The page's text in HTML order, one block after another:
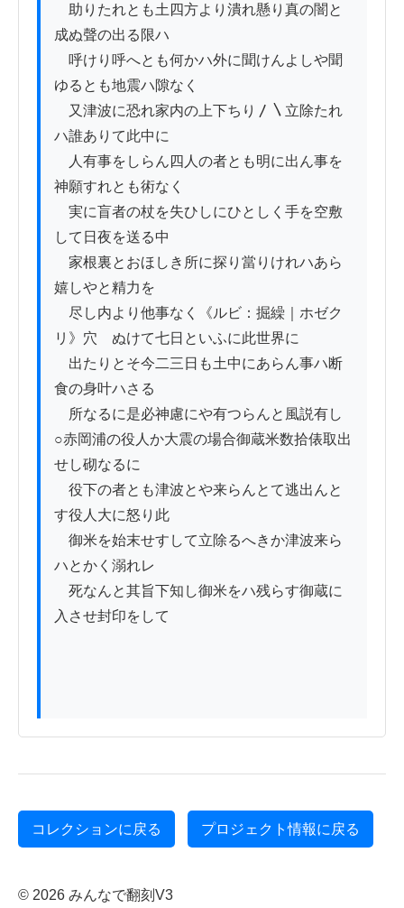
助りたれとも土四方より潰れ懸り真の闇と
成ぬ聲の出る限ハ
呼けり呼へとも何かハ外に聞けんよしや聞
ゆるとも地震ハ隙なく
又津波に恐れ家内の上下ちり〳〵立除たれ
ハ誰ありて此中に
人有事をしらん四人の者とも明に出ん事を
神願すれとも術なく
実に盲者の杖を失ひしにひとしく手を空敷
して日夜を送る中
家根裏とおほしき所に探り當りけれハあら
嬉しやと精力を
尽し内より他事なく《ルビ：掘繰｜ホゼク
リ》穴ゟぬけて七日といふに此世界に
出たりとそ今二三日も土中にあらん事ハ断
食の身叶ハさる
所なるに是必神慮にや有つらんと風説有し
○赤岡浦の役人か大震の場合御蔵米数拾俵取出
せし砌なるに
役下の者とも津波とや来らんとて逃出んと
す役人大に怒り此
御米を始末せすして立除るへきか津波来ら
ハとかく溺れレ
死なんと其旨下知し御米をハ残らす御蔵に
入させ封印をして
コレクションに戻る プロジェクト情報に戻る
© 2026 みんなで翻刻V3